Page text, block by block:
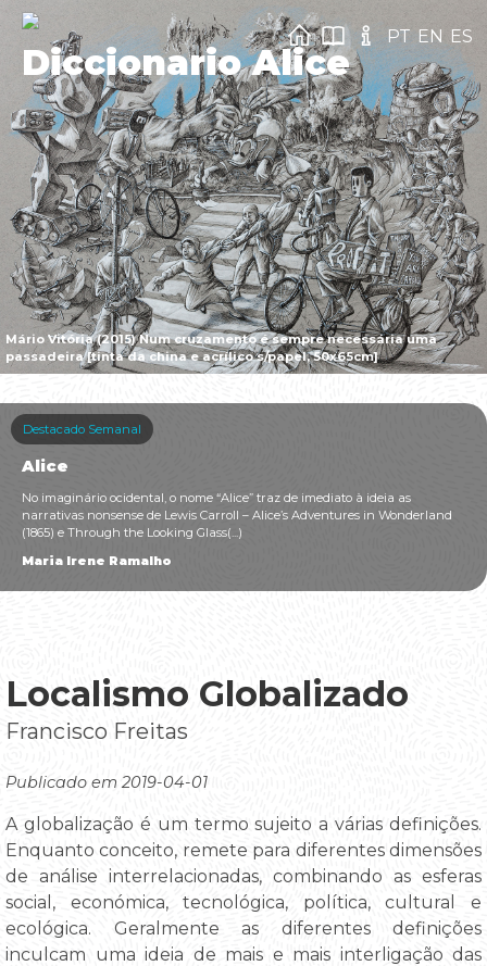
Mário Vitória (2015) Num cruzamento é sempre necessária uma
passadeira [tinta da china e acrílico s/papel, 50x65cm]
Diccionario Alice
PT EN ES
Destacado Semanal
Alice
No imaginário ocidental, o nome “Alice” traz de imediato à ideia as
narrativas nonsense de Lewis Carroll – Alice’s Adventures in Wonderland
(1865) e Through the Looking Glass(...)
Maria Irene Ramalho
Localismo Globalizado
Francisco Freitas
Publicado em 2019-04-01
A globalização é um termo sujeito a várias definições.
Enquanto conceito, remete para diferentes dimensões
de análise interrelacionadas, combinando as esferas
social, económica, tecnológica, política, cultural e
ecológica. Geralmente as diferentes definições
inculcam uma ideia de mais e mais interligação das